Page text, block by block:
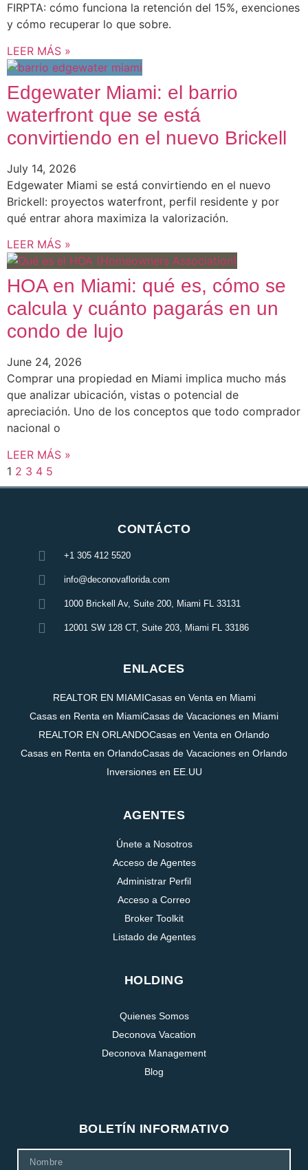
FIRPTA: cómo funciona la retención del 15%, exenciones
y cómo recuperar lo que sobre.
LEER MÁS »
Edgewater Miami: el barrio
waterfront que se está
convirtiendo en el nuevo Brickell
July 14, 2026
Edgewater Miami se está convirtiendo en el nuevo
Brickell: proyectos waterfront, perfil residente y por
qué entrar ahora maximiza la valorización.
LEER MÁS »
HOA en Miami: qué es, cómo se
calcula y cuánto pagarás en un
condo de lujo
June 24, 2026
Comprar una propiedad en Miami implica mucho más
que analizar ubicación, vistas o potencial de
apreciación. Uno de los conceptos que todo comprador
nacional o
LEER MÁS »
1 2 3 4 5
CONTÁCTO
+1 305 412 5520
info@deconovaflorida.com
1000 Brickell Av, Suite 200, Miami FL 33131
12001 SW 128 CT, Suite 203, Miami FL 33186
ENLACES
REALTOR EN MIAMICasas en Venta en Miami
Casas en Renta en MiamiCasas de Vacaciones en Miami
REALTOR EN ORLANDOCasas en Venta en Orlando
Casas en Renta en OrlandoCasas de Vacaciones en Orlando
Inversiones en EE.UU
AGENTES
Únete a Nosotros
Acceso de Agentes
Administrar Perfil
Acceso a Correo
Broker Toolkit
Listado de Agentes
HOLDING
Quienes Somos
Deconova Vacation
Deconova Management
Blog
BOLETÍN INFORMATIVO